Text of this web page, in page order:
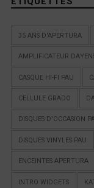
35 ANS D'APERTURA
AMPLIFICATEUR
CASQUE HI-FI PAU
CELLULE GRADO
DISQUES D'OCCASION
DISQUES VINYLES PAU
ENCEINTES APERTURA
INTRO WIDGETS